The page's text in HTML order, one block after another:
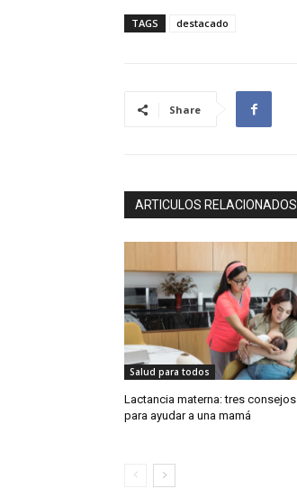
TAGS destacado
Share
ARTICULOS RELACIONADOS
Salud para todos
Lactancia materna: tres consejos
para ayudar a una mamá